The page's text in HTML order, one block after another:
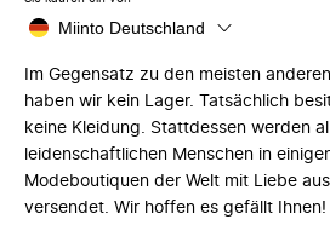
Miinto Deutschland
Im Gegensatz zu den meisten
haben wir kein Lager. Tatsächlich
keine Kleidung. Stattdessen werden
leidenschaftlichen Menschen in
Modeboutiquen der Welt mit Liebe
versendet. Wir hoffen es gefällt Ihnen!